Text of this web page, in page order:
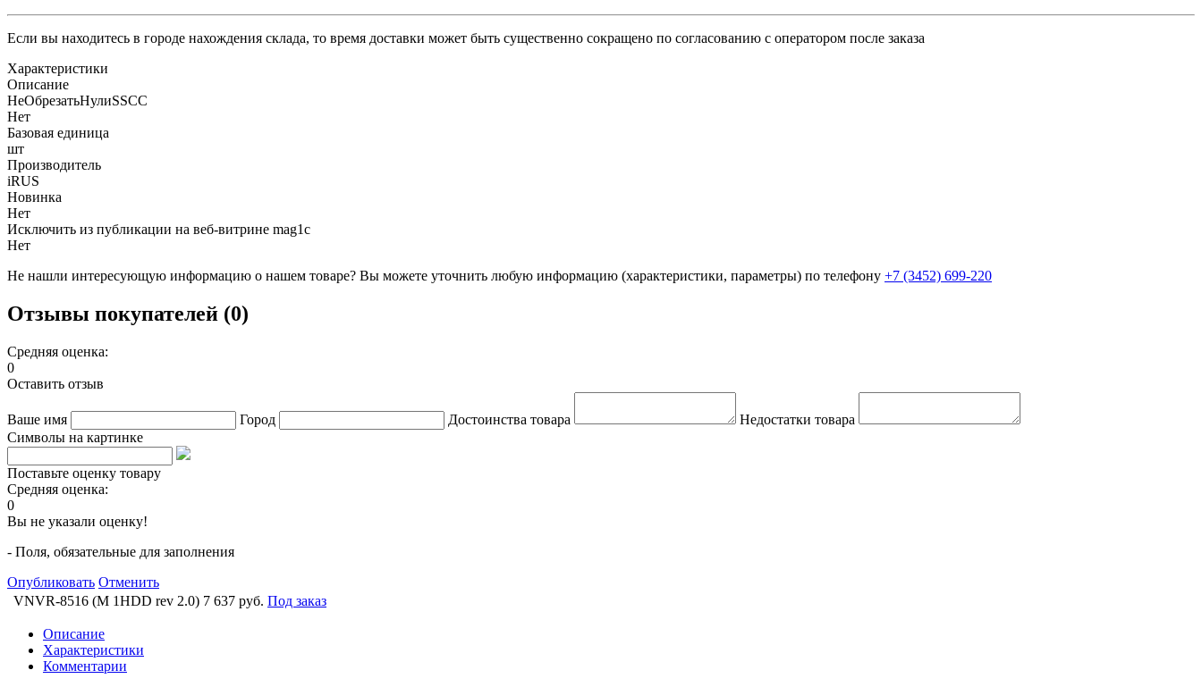
Если вы находитесь в городе нахождения склада, то время доставки может быть существенно сокращено по согласованию с оператором после заказа
Характеристики
Описание
НеОбрезатьНулиSSCC
Нет
Базовая единица
шт
Производитель
iRUS
Новинка
Нет
Исключить из публикации на веб-витрине mag1c
Нет
Не нашли интересующую информацию о нашем товаре? Вы можете уточнить любую информацию (характеристики, параметры) по телефону +7 (3452) 699-220
Отзывы покупателей (0)
Средняя оценка:
0
Оставить отзыв
Ваше имя Город Достоинства товара
Недостатки товара
Символы на картинке
Поставьте оценку товару
Средняя оценка:
0
Вы не указали оценку!
- Поля, обязательные для заполнения
Опубликовать Отменить
VNVR-8516 (M 1HDD rev 2.0) 7 637 руб. Под заказ
Описание
Характеристики
Комментарии